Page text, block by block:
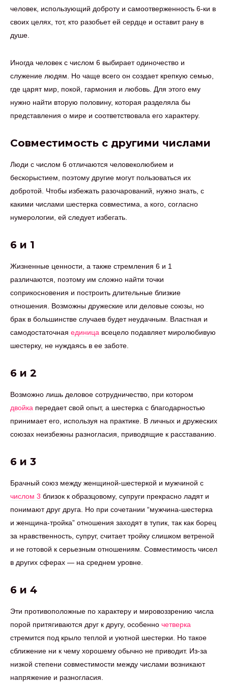
человек, использующий доброту и самоотверженность 6-ки в
своих целях, тот, кто разобьет ей сердце и оставит рану в
душе.
Иногда человек с числом 6 выбирает одиночество и
служение людям. Но чаще всего он создает крепкую семью,
где царят мир, покой, гармония и любовь. Для этого ему
нужно найти вторую половину, которая разделяла бы
представления о мире и соответствовала его характеру.
Совместимость с другими числами
Люди с числом 6 отличаются человеколюбием и
бескорыстием, поэтому другие могут пользоваться их
добротой. Чтобы избежать разочарований, нужно знать, с
какими числами шестерка совместима, а кого, согласно
нумерологии, ей следует избегать.
6 и 1
Жизненные ценности, а также стремления 6 и 1
различаются, поэтому им сложно найти точки
соприкосновения и построить длительные близкие
отношения. Возможны дружеские или деловые союзы, но
брак в большинстве случаев будет неудачным. Властная и
самодостаточная единица всецело подавляет миролюбивую
шестерку, не нуждаясь в ее заботе.
6 и 2
Возможно лишь деловое сотрудничество, при котором
двойка передает свой опыт, а шестерка с благодарностью
принимает его, используя на практике. В личных и дружеских
союзах неизбежны разногласия, приводящие к расставанию.
6 и 3
Брачный союз между женщиной-шестеркой и мужчиной с
числом 3 близок к образцовому, супруги прекрасно ладят и
понимают друг друга. Но при сочетании “мужчина-шестерка
и женщина-тройка” отношения заходят в тупик, так как борец
за нравственность, супруг, считает тройку слишком ветреной
и не готовой к серьезным отношениям. Совместимость чисел
в других сферах — на среднем уровне.
6 и 4
Эти противоположные по характеру и мировоззрению числа
порой притягиваются друг к другу, особенно четверка
стремится под крыло теплой и уютной шестерки. Но такое
сближение ни к чему хорошему обычно не приводит. Из-за
низкой степени совместимости между числами возникают
напряжение и разногласия.